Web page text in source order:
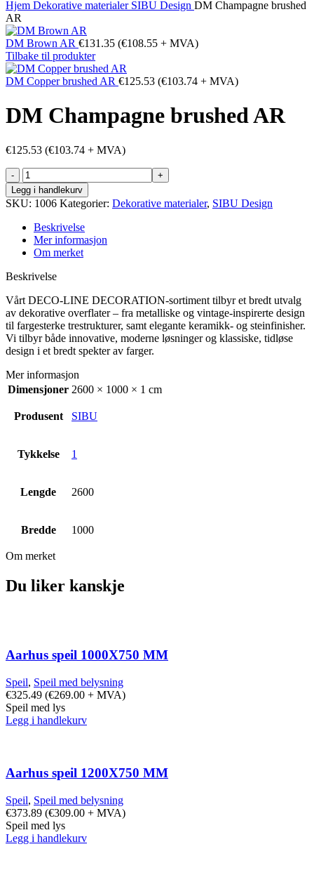
Hjem Dekorative materialer SIBU Design DM Champagne brushed
AR
DM Brown AR €131.35 (€108.55 + MVA)
Tilbake til produkter
DM Copper brushed AR €125.53 (€103.74 + MVA)
DM Champagne brushed AR
€125.53 (€103.74 + MVA)
DM
Champagne
brushed
AR
antall
Legg i handlekurv
SKU: 1006 Kategorier: Dekorative materialer, SIBU Design
Beskrivelse
Mer informasjon
Om merket
Beskrivelse
Vårt DECO-LINE DECORATION-sortiment tilbyr et bredt utvalg
av dekorative overflater – fra metalliske og vintage-inspirerte design
til fargesterke trestrukturer, samt elegante keramikk- og steinfinisher.
Vi tilbyr både innovative, moderne løsninger og klassiske, tidløse
design i et bredt spekter av farger.
Mer informasjon
Dimensjoner 2600 × 1000 × 1 cm
Produsent SIBU
Tykkelse 1
Lengde 2600
Bredde 1000
Om merket
Du liker kanskje
Aarhus speil 1000X750 MM
Speil, Speil med belysning
€325.49 (€269.00 + MVA)
Speil med lys
Legg i handlekurv
Aarhus speil 1200X750 MM
Speil, Speil med belysning
€373.89 (€309.00 + MVA)
Speil med lys
Legg i handlekurv